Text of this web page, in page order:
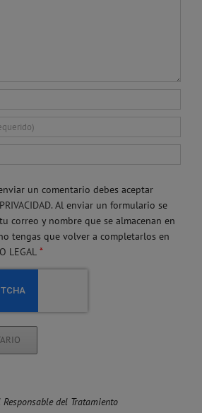
un comentario debes aceptar
Al enviar un formulario se
correo y nombre que se almacenan en
tengas que volver a completarlos en
LEGAL *
del Tratamiento